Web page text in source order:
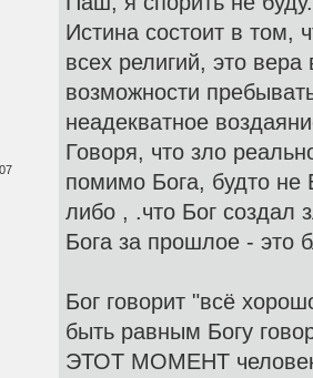
Истина состоит в том,
всех религий, это
возможности
неадекватное
Говоря, что зло
помимо Бога, будто не
либо , .что Бог создал
Бога за прошлое - это
Бог говорит "всё
быть равным Богу
ЭТОТ МОМЕНТ человек